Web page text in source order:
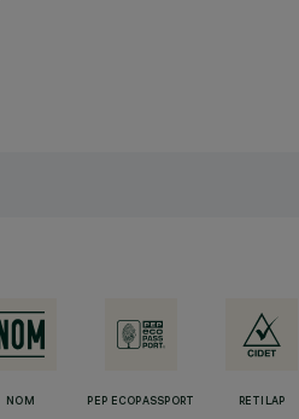
NOM PEP ECOPASSPORT RETILAP